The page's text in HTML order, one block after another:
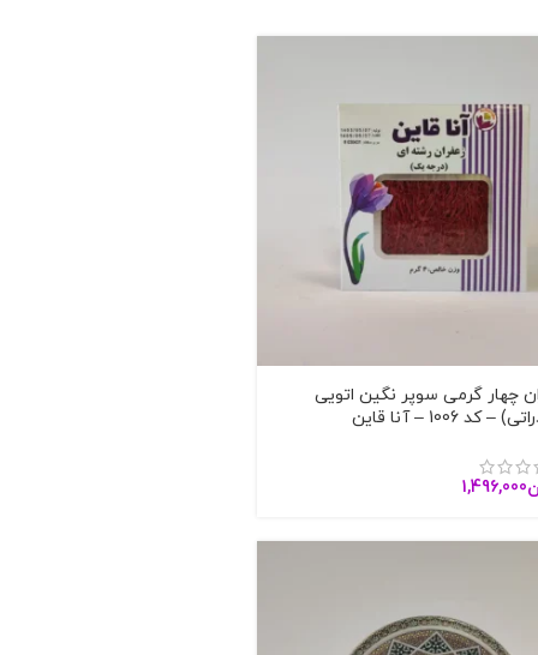
چهار گرمی سوپر نگین اتویی
– کد 1006 – آنا قاین
1,496,000